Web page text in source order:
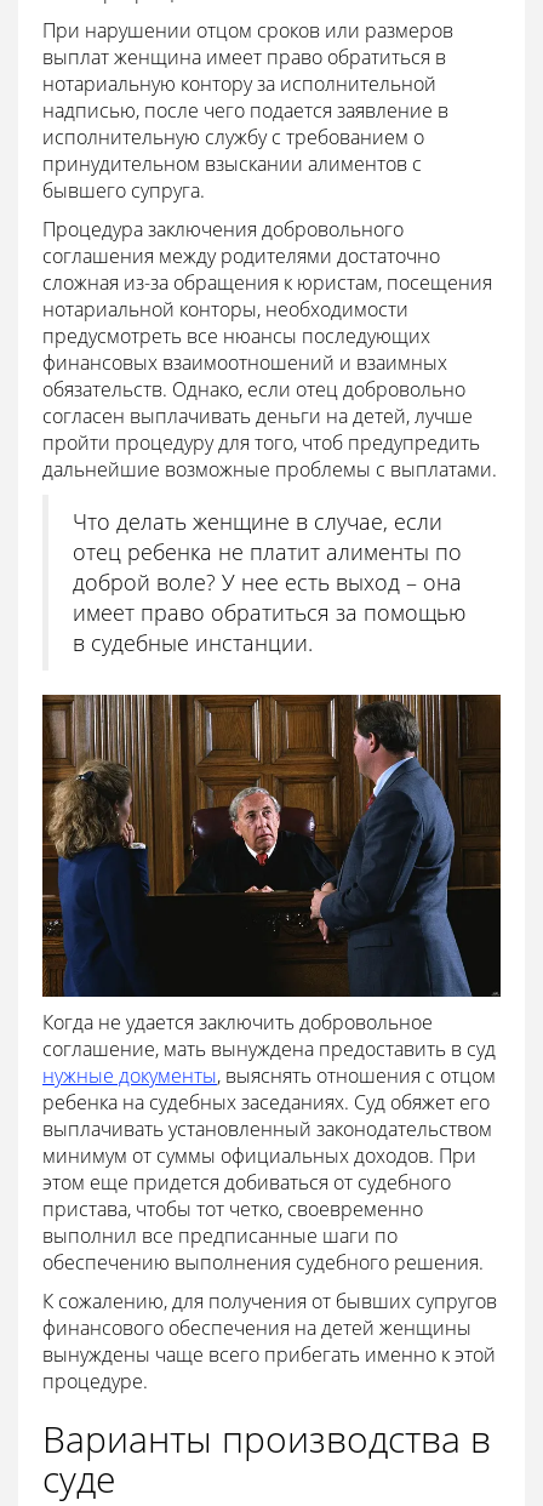
При нарушении отцом сроков или размеров
выплат женщина имеет право обратиться в
нотариальную контору за исполнительной
надписью, после чего подается заявление в
исполнительную службу с требованием о
принудительном взыскании алиментов с
бывшего супруга.
Процедура заключения добровольного
соглашения между родителями достаточно
сложная из-за обращения к юристам, посещения
нотариальной конторы, необходимости
предусмотреть все нюансы последующих
финансовых взаимоотношений и взаимных
обязательств. Однако, если отец добровольно
согласен выплачивать деньги на детей, лучше
пройти процедуру для того, чтоб предупредить
дальнейшие возможные проблемы с выплатами.
Что делать женщине в случае, если
отец ребенка не платит алименты по
доброй воле? У нее есть выход – она
имеет право обратиться за помощью
в судебные инстанции.
Когда не удается заключить добровольное
соглашение, мать вынуждена предоставить в суд
нужные документы, выяснять отношения с отцом
ребенка на судебных заседаниях. Суд обяжет его
выплачивать установленный законодательством
минимум от суммы официальных доходов. При
этом еще придется добиваться от судебного
пристава, чтобы тот четко, своевременно
выполнил все предписанные шаги по
обеспечению выполнения судебного решения.
К сожалению, для получения от бывших супругов
финансового обеспечения на детей женщины
вынуждены чаще всего прибегать именно к этой
процедуре.
Варианты производства в
суде